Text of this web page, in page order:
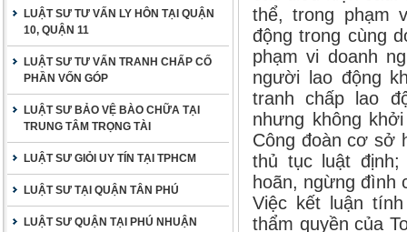
LUẬT SƯ TƯ VẤN LY HÔN TẠI QUẬN
10, QUẬN 11
LUẬT SƯ TƯ VẤN TRANH CHẤP CỐ
PHẦN VỐN GÓP
LUẬT SƯ BẢO VỆ BÀO CHỮA TẠI
TRUNG TÂM TRỌNG TÀI
LUẬT SƯ GIỎI UY TÍN TẠI TPHCM
LUẬT SƯ TẠI QUẬN TÂN PHÚ
LUẬT SƯ QUẬN TẠI PHÚ NHUẬN
thể, trong phạm
động trong cùng
phạm vi doanh
người lao động
tranh chấp lao
nhưng không
Công đoàn cơ sở
thủ tục luật
hoãn, ngừng đình
Việc kết luận
thẩm quyền của